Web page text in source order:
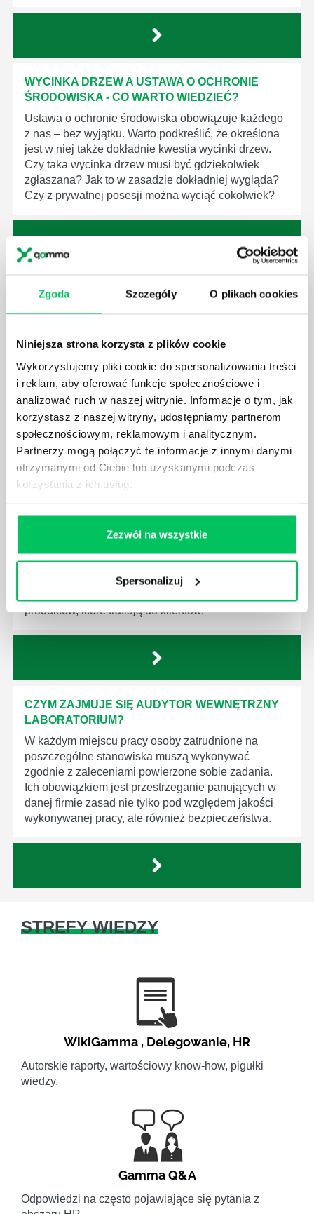
Zgoda Szczegóły O plikach cookies
Niniejsza strona korzysta z plików cookie
Wykorzystujemy pliki cookie do spersonalizowania treści
i reklam, aby oferować funkcje społecznościowe i
analizować ruch w naszej witrynie. Informacje o tym, jak
korzystasz z naszej witryny, udostępniamy partnerom
społecznościowym, reklamowym i analitycznym.
Partnerzy mogą połączyć te informacje z innymi danymi
otrzymanymi od Ciebie lub uzyskanymi podczas
korzystania z ich usług.
Zezwól na wszystkie
Spersonalizuj
WYCINKA DRZEW A USTAWA O OCHRONIE
ŚRODOWISKA - CO WARTO WIEDZIEĆ?
Ustawa o ochronie środowiska obowiązuje każdego
z nas – bez wyjątku. Warto podkreślić, że określona
jest w niej także dokładnie kwestia wycinki drzew.
Czy taka wycinka drzew musi być gdziekolwiek
zgłaszana? Jak to w zasadzie dokładniej wygląda?
Czy z prywatnej posesji można wyciąć cokolwiek?
KTO EGZEKWUJE PRAWO WODNE?
Prawo wodne to dość skomplikowane prawo w
polega? Kogo w zasadzie obowiązuje? Jak wygląda
odpowiemy pokrótce poniżej.
GDZIE MOŻEMY ZAPOZNAĆ SIĘ Z
WYMAGANIAMI NORM JAKOŚCI WYROBÓW
W związku z ogromnym rozwojem dzisiejszego
społeczeństwa wprowadzane jest coraz więcej reguł,
dziedziny gospodarki. Dzięki nim wszystkie firmy
będą zobowiązane przestrzegać zasad, których
produktów, które trafiają do klientów.
CZYM ZAJMUJE SIĘ AUDYTOR WEWNĘTRZNY
LABORATORIUM?
W każdym miejscu pracy osoby zatrudnione na
poszczególne stanowiska muszą wykonywać
zgodnie z zaleceniami powierzone sobie zadania.
Ich obowiązkiem jest przestrzeganie panujących w
danej firmie zasad nie tylko pod względem jakości
wykonywanej pracy, ale również bezpieczeństwa.
STREFY WIEDZY
WikiGamma , Delegowanie, HR
Autorskie raporty, wartościowy know-how, pigułki
wiedzy.
Gamma Q&A
Odpowiedzi na często pojawiające się pytania z